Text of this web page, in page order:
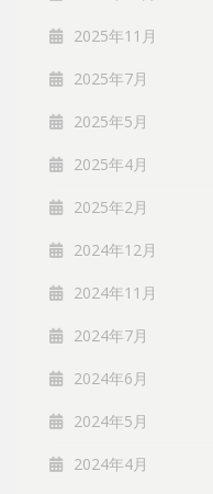
2025年11月
2025年7月
2025年5月
2025年4月
2025年2月
2024年12月
2024年11月
2024年7月
2024年6月
2024年5月
2024年4月